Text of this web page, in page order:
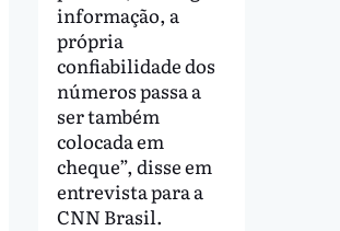
informação, a
própria
confiabilidade dos
números passa a
ser também
colocada em
cheque”, disse em
entrevista para a
CNN Brasil.